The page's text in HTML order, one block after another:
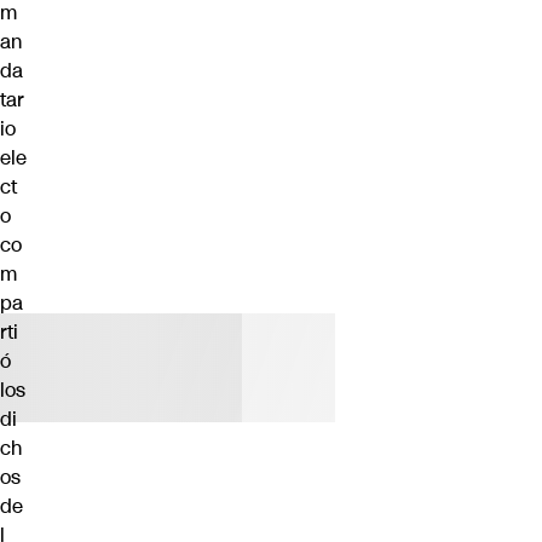
m
an
da
tar
io
ele
ct
o
co
m
pa
rti
ó
los
di
ch
os
de
l